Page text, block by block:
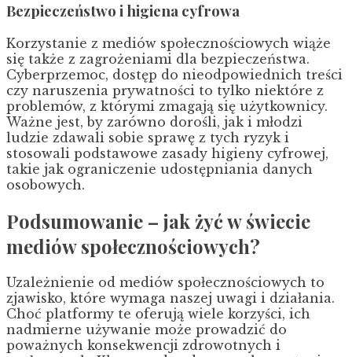
Bezpieczeństwo i higiena cyfrowa
Korzystanie z mediów społecznościowych wiąże
się także z zagrożeniami dla bezpieczeństwa.
Cyberprzemoc, dostęp do nieodpowiednich treści
czy naruszenia prywatności to tylko niektóre z
problemów, z którymi zmagają się użytkownicy.
Ważne jest, by zarówno dorośli, jak i młodzi
ludzie zdawali sobie sprawę z tych ryzyk i
stosowali podstawowe zasady higieny cyfrowej,
takie jak ograniczenie udostępniania danych
osobowych.
Podsumowanie – jak żyć w świecie
mediów społecznościowych?
Uzależnienie od mediów społecznościowych to
zjawisko, które wymaga naszej uwagi i działania.
Choć platformy te oferują wiele korzyści, ich
nadmierne używanie może prowadzić do
poważnych konsekwencji zdrowotnych i